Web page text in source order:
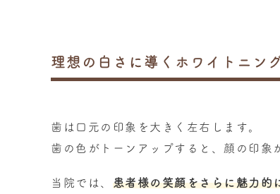
理想の白さに導くホワイトニン
歯は口元の印象を大きく左右します。
歯の色がトーンアップすると、顔の印象
当院では、 患者様の笑顔をさらに魅力的